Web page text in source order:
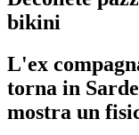
bikini
L'ex
torna in
mostra un